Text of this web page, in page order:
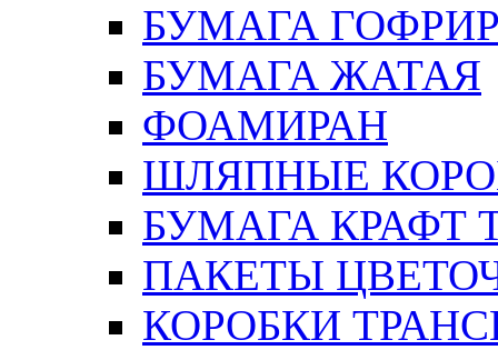
БУМАГА
БУМАГА ЖАТАЯ
ФОАМИРАН
ШЛЯПНЫЕ
БУМАГА КРАФТ
ПАКЕТЫ
КОРОБКИ